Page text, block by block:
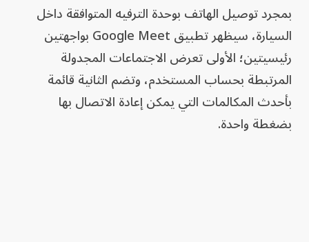
بمجرد توصيل الهاتف بوحدة الترفيه المتوافقة داخل
السيارة، سيظهر تطبيق Google Meet بواجهتين
رئيسيتين؛ الأولى تعرض الاجتماعات المجدولة
المرتبطة بحساب المستخدم، وتضم الثانية قائمة
بأحدث المكالمات التي يمكن إعادة الاتصال بها
بضغطة واحدة.